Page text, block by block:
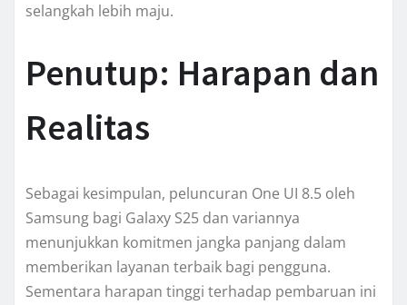
selangkah lebih maju.
Penutup: Harapan dan
Realitas
Sebagai kesimpulan, peluncuran One UI 8.5 oleh
Samsung bagi Galaxy S25 dan variannya
menunjukkan komitmen jangka panjang dalam
memberikan layanan terbaik bagi pengguna.
Sementara harapan tinggi terhadap pembaruan ini